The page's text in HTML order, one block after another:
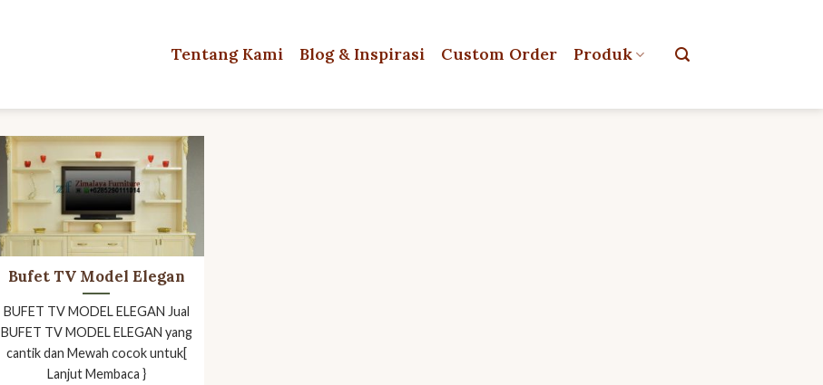
Tentang Kami Blog & Inspirasi Custom Order Produk
Bufet TV Model Elegan
BUFET TV MODEL ELEGAN Jual
BUFET TV MODEL ELEGAN yang
cantik dan Mewah cocok untuk[
Lanjut Membaca }